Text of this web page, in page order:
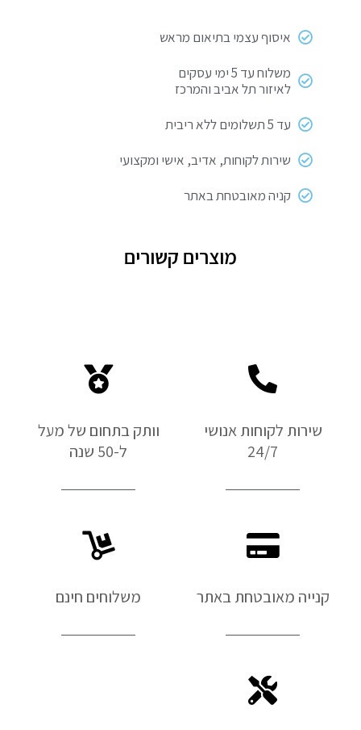
מ')
איסוף עצמי בתיאום מראש
משלוח עד 5 ימי עסקים
לאיזור תל אביב והמרכז
עד 5 תשלומים ללא ריבית
שירות לקוחות, אדיב, אישי ומקצועי
קניה מאובטחת באתר
מוצרים קשורים
שירות לקוחות אנושי
24/7
וותק בתחום של מעל
ל-50 שנה
קנייה מאובטחת באתר משלוחים חינם